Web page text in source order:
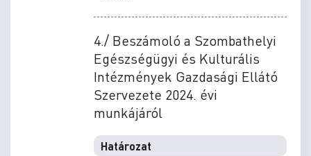
4./ Beszámoló a Szombathelyi
Egészségügyi és Kulturális
Intézmények Gazdasági Ellátó
Szervezete 2024. évi
munkájáról
Határozat